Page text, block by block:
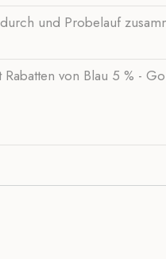
und Probelauf
von Blau 5 % -